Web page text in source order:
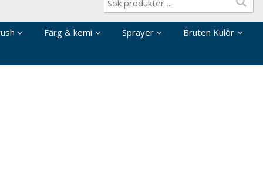
Färg & kemi Sprayer
Bruten Kulör